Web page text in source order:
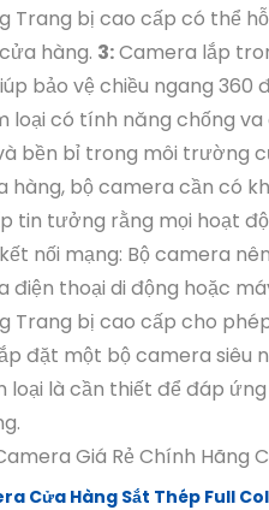
Trang bị cao cấp có thể
hàng. 3:Camera lắp
bảo vệ chiều ngang 360
loại có tính năng chống
bền bỉ trong môi trường
hàng, bộ camera cần có
tin tưởng rằng mọi hoạt
nối mạng: Bộ camera
điện thoại di động hoặc
Trang bị cao cấp cho
đặt một bộ camera
loại là cần thiết để đáp
Giá Rẻ Chính Hãng
Cửa Hàng Sắt Thép Full